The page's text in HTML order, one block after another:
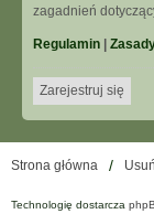
zagadnień
Regulamin
Zarejestruj się
Strona główna
Technologię dostarcza